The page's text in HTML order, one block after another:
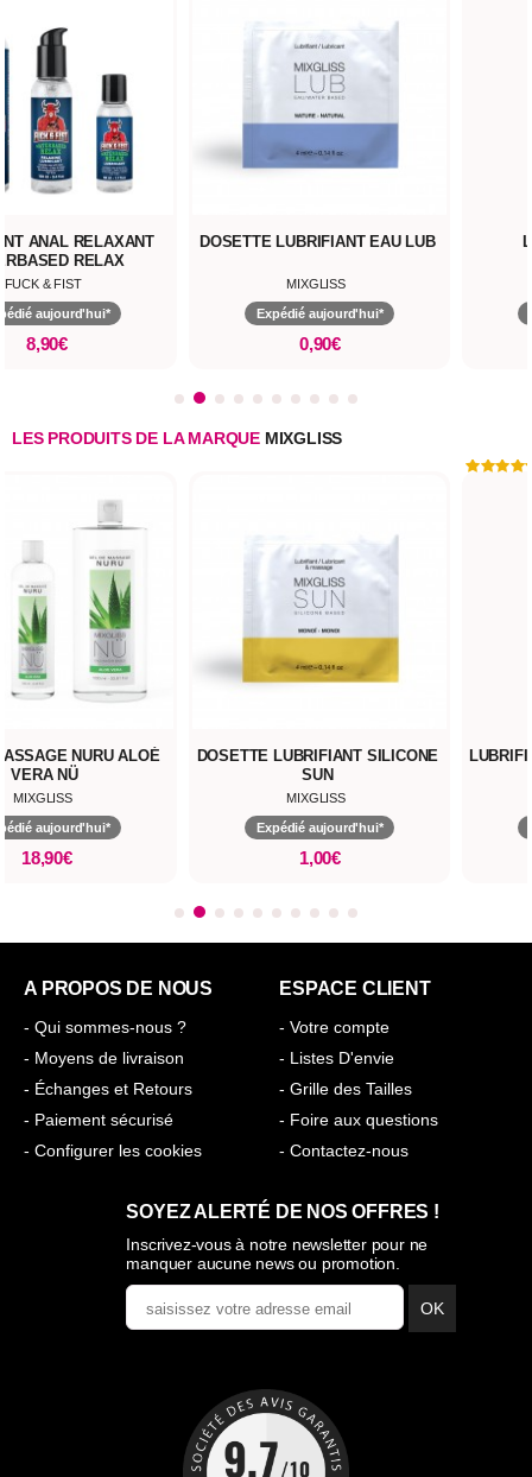
ANAL RELAXANT
RELAX
FUCK & FIST
aujourd'hui*
8,90€
DOSETTE LUBRIFIANT EAU LUB
MIXGLISS
Expédié aujourd'hui*
0,90€
LES PRODUITS DE LA MARQUE MIXGLISS
NURU ALOÉ
VERA NÜ
MIXGLISS
aujourd'hui*
18,90€
DOSETTE LUBRIFIANT SILICONE
SUN
MIXGLISS
Expédié aujourd'hui*
1,00€
A PROPOS DE NOUS
- Qui sommes-nous ?
- Moyens de livraison
- Échanges et Retours
- Paiement sécurisé
- Configurer les cookies
ESPACE CLIENT
- Votre compte
- Listes D'envie
- Grille des Tailles
- Foire aux questions
- Contactez-nous
SOYEZ ALERTÉ DE NOS OFFRES !
Inscrivez-vous à notre newsletter pour ne
manquer aucune news ou promotion.
OK